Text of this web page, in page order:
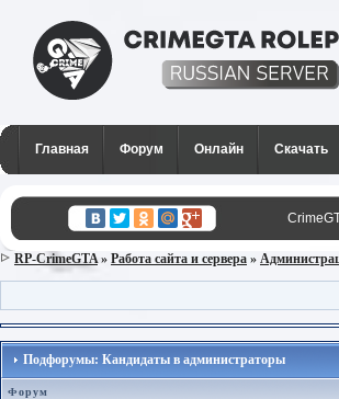
CrimeGTA RP - Лучший
сервер SAMP в России
Главная Форум Онлайн Скачать
RP-CrimeGTA» Работа сайта и сервера »
Подфорумы: Кандидаты в администраторы
Форум